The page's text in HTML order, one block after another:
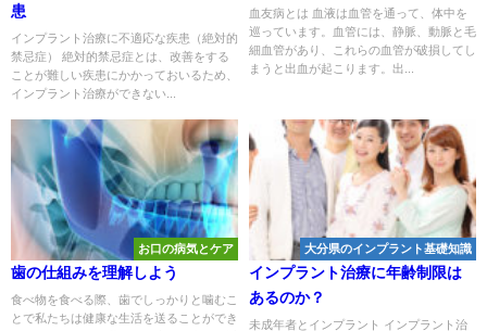
患
インプラント治療に不適応な疾患（絶対的
禁忌症） 絶対的禁忌症とは、改善をする
ことが難しい疾患にかかっておいるため、
インプラント治療ができない...
血友病とは 血液は血管を通って、体中を
巡っています。血管には、静脈、動脈と毛
細血管があり、これらの血管が破損してし
まうと出血が起こります。出...
お口の病気とケア
歯の仕組みを理解しよう
食べ物を食べる際、歯でしっかりと噛むこ
とで私たちは健康な生活を送ることができ
大分県のインプラント基礎知識
インプラント治療に年齢制限は
あるのか？
未成年者とインプラント インプラント治